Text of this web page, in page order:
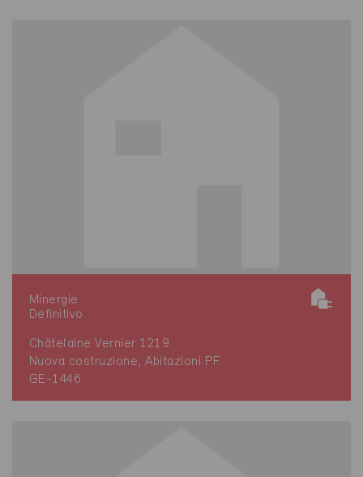
Minergie
Definitivo
Châtelaine Vernier 1219
Nuova costruzione, Abitazioni PF
GE-1446